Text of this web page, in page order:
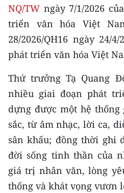
RADIO
MEDIA CENTER
Video
Media Chính trị
Media Kinh tế
Media Văn hóa
Media Xã hội
NQ/TW ngày 7/1/2026
triển văn hóa Việt
28/2026/QH16 ngày 24/
phát triển văn hóa Việt
Thứ trưởng Tạ Quang
nhiều giai đoạn phát
dựng được một hệ
sắc, từ âm nhạc, lời ca,
sân khấu; đồng thời ghi
đời sống tinh thần của
giá trị nhân văn, lòng
thống và khát vọng vươn